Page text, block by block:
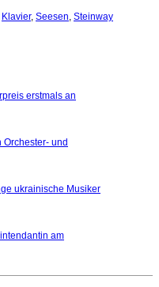
Klavier, Seesen, Steinway
erstmals an
und
ukrainische Musiker
am